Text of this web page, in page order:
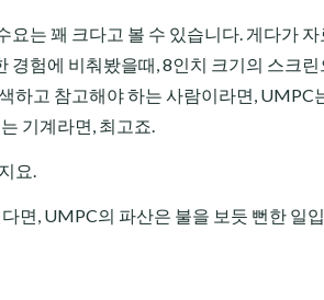
는 꽤 크다고 볼 수 있습니다. 게다가
경험에 비춰봤을때, 8인치 크기의 스크
하고 참고해야 하는 사람이라면, UMPC
기계라면, 최고죠.
요.
면, UMPC의 파산은 불을 보듯 뻔한 일